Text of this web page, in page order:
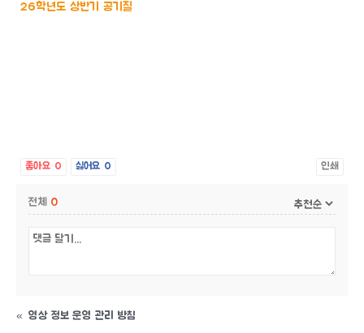
26학년도 상반기 공기질
좋아요 0 싫어요 0 인쇄
전체 0
« 영상 정보 운영 관리 방침